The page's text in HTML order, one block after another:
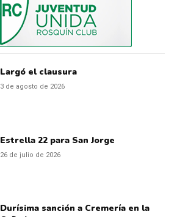
Largó el clausura
3 de agosto de 2026
Estrella 22 para San Jorge
26 de julio de 2026
Durísima sanción a Cremería en la